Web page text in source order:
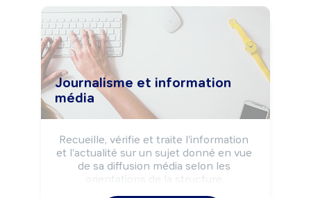
Journalisme et information
média
Recueille, vérifie et traite l'information
et l'actualité sur un sujet donné en vue
de sa diffusion média selon les
orientations de la structure